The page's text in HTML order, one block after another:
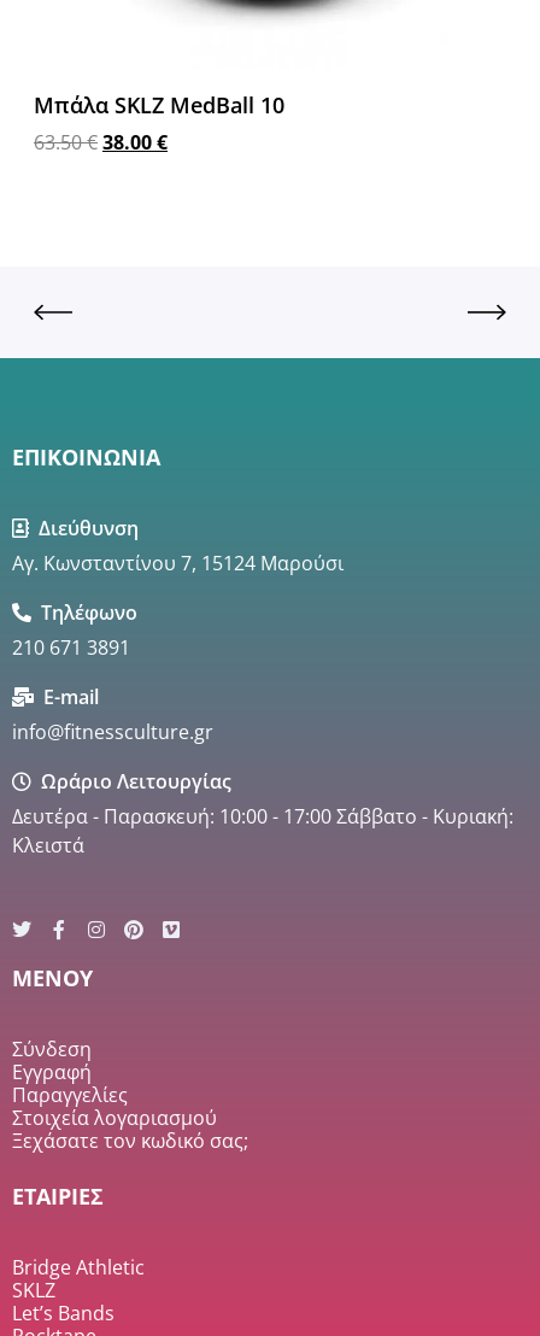
Μπάλα SKLZ MedBall 10
63.50€38.00€
ΕΠΙΚΟΙΝΩΝΙΑ
Διεύθυνση
Αγ. Κωνσταντίνου 7, 15124 Μαρούσι
Τηλέφωνο
210 671 3891
E-mail
info@fitnessculture.gr
Ωράριο Λειτουργίας
Δευτέρα - Παρασκευή: 10:00 - 17:00 Σάββατο - Κυριακή:
Κλειστά
MENOY
Σύνδεση
Εγγραφή
Παραγγελίες
Στοιχεία λογαριασμού
Ξεχάσατε τον κωδικό σας;
ΕΤΑΙΡΙΕΣ
Bridge Athletic
SKLZ
Let’s Bands